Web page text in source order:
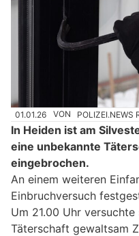
01.01.26 VON POLIZEI.NEWS
In Heiden ist am
eine unbekannte
eingebrochen.
An einem weiteren
Einbruchversuch
Um 21.00 Uhr
Täterschaft gewaltsam